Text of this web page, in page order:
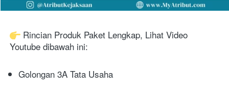
Rincian Produk Paket Lengkap, Lihat Video
Youtube dibawah ini:
Golongan 3A Tata Usaha